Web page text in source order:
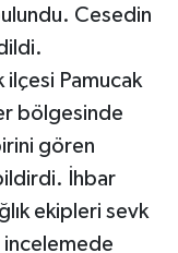
Cesedin
ilçesi Pamucak
bölgesinde
gören
İhbar
ekipleri sevk
incelemede